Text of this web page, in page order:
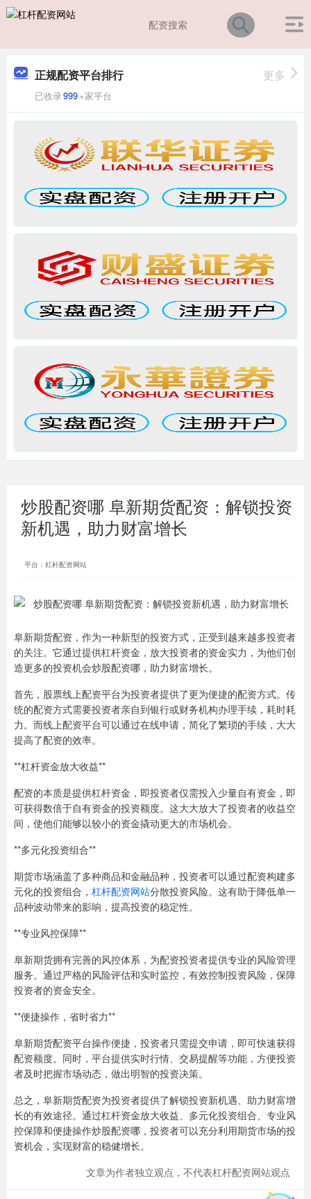
正规配资平台排行
已收录999+家平台
更多
炒股配资哪 阜新期货配资：解锁投资
新机遇，助力财富增长
平台：杠杆配资网站
阜新期货配资，作为一种新型的投资方式，正受到越来越多投资者
的关注。它通过提供杠杆资金，放大投资者的资金实力，为他们创
造更多的投资机会炒股配资哪，助力财富增长。
首先，股票线上配资平台为投资者提供了更为便捷的配资方式。传
统的配资方式需要投资者亲自到银行或财务机构办理手续，耗时耗
力。而线上配资平台可以通过在线申请，简化了繁琐的手续，大大
提高了配资的效率。
**杠杆资金放大收益**
配资的本质是提供杠杆资金，即投资者仅需投入少量自有资金，即
可获得数倍于自有资金的投资额度。这大大放大了投资者的收益空
间，使他们能够以较小的资金撬动更大的市场机会。
**多元化投资组合**
期货市场涵盖了多种商品和金融品种，投资者可以通过配资构建多
元化的投资组合， 杠杆配资网站分散投资风险。这有助于降低单一
品种波动带来的影响，提高投资的稳定性。
**专业风控保障**
阜新期货拥有完善的风控体系，为配资投资者提供专业的风险管理
服务。通过严格的风险评估和实时监控，有效控制投资风险，保障
投资者的资金安全。
**便捷操作，省时省力**
阜新期货配资平台操作便捷，投资者只需提交申请，即可快速获得
配资额度。同时，平台提供实时行情、交易提醒等功能，方便投资
者及时把握市场动态，做出明智的投资决策。
总之，阜新期货配资为投资者提供了解锁投资新机遇、助力财富增
长的有效途径。通过杠杆资金放大收益、多元化投资组合、专业风
控保障和便捷操作炒股配资哪，投资者可以充分利用期货市场的投
资机会，实现财富的稳健增长。
文章为作者独立观点，不代表杠杆配资网站观点